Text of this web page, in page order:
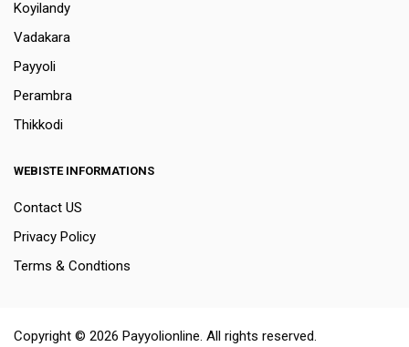
Koyilandy
Vadakara
Payyoli
Perambra
Thikkodi
WEBISTE INFORMATIONS
Contact US
Privacy Policy
Terms & Condtions
Copyright © 2026 Payyolionline. All rights reserved.